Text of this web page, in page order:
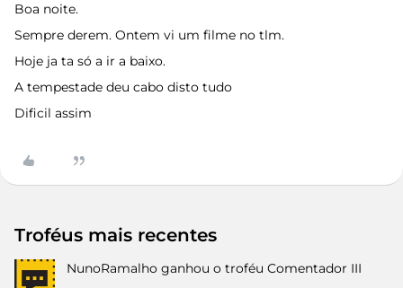
Boa noite.
Sempre derem. Ontem vi um filme no tlm.
Hoje ja ta só a ir a baixo.
A tempestade deu cabo disto tudo
Dificil assim
Troféus mais recentes
NunoRamalho ganhou o troféu Comentador III